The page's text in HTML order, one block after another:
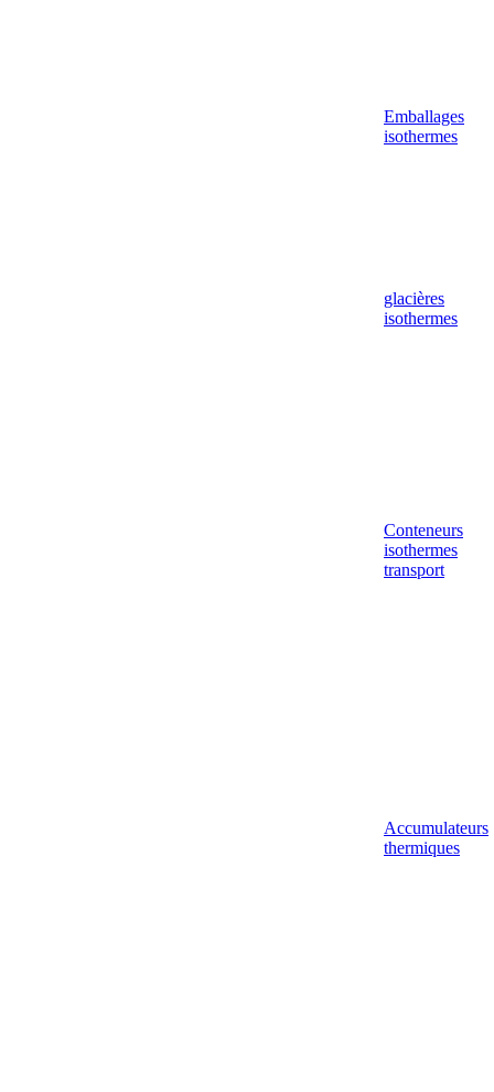
Emballages
isothermes
glacières
isothermes
Conteneurs
isothermes
transport
Accumulateurs
thermiques